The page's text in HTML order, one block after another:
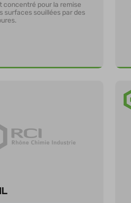
concentré pour la remise
surfaces souillées par des
plus